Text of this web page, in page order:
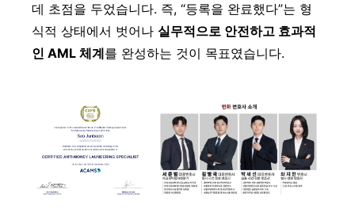
데 초점을 두었습니다. 즉, “등록을 완료했다”는 형
식적 상태에서 벗어나 실무적으로 안전하고 효과적
인 AML 체계를 완성하는 것이 목표였습니다.